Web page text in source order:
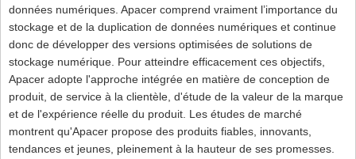
données numériques. Apacer comprend vraiment l’importance du
stockage et de la duplication de données numériques et continue
donc de développer des versions optimisées de solutions de
stockage numérique. Pour atteindre efficacement ces objectifs,
Apacer adopte l'approche intégrée en matière de conception de
produit, de service à la clientèle, d'étude de la valeur de la marque
et de l'expérience réelle du produit. Les études de marché
montrent qu'Apacer propose des produits fiables, innovants,
tendances et jeunes, pleinement à la hauteur de ses promesses.